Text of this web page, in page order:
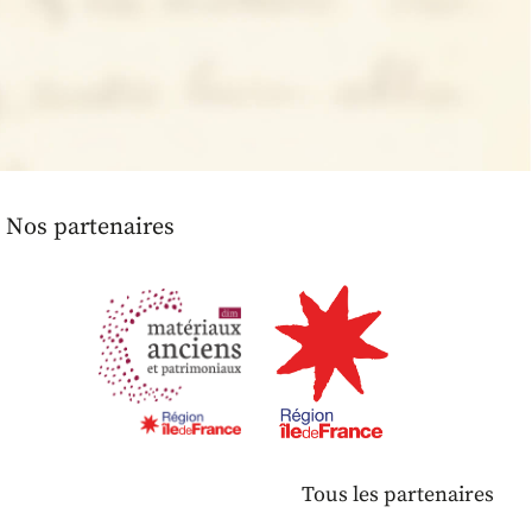
Nos partenaires
Tous les partenaires